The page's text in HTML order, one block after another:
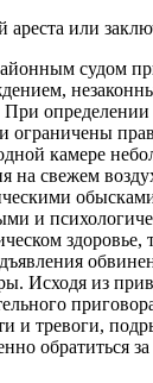
ареста или
ограничены
камере
свежем
из
и тревоги,